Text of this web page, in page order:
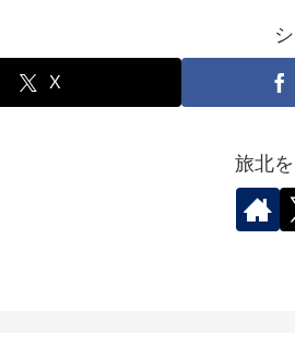
X
旅北